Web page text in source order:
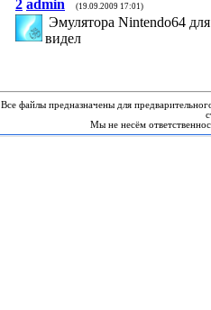
2 admin (19.09.2009 17:01)
Эмулятора Nintendo64
видел
Все файлы предназначены для
Мы не несём